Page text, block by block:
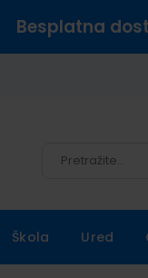
Besplatna
Škola Ured